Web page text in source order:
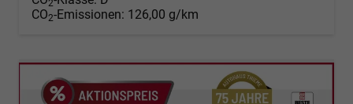
2
CO2-Emissionen: 126,00 g/km